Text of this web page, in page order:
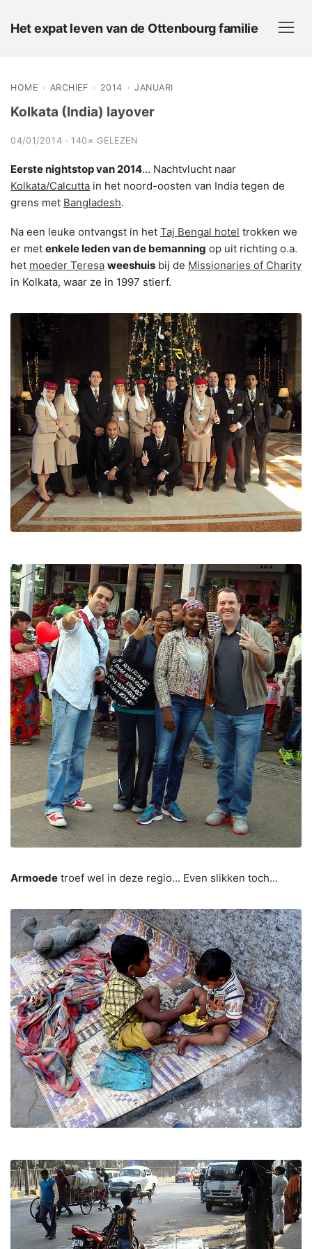
Het expat leven van de Ottenbourg familie
HOME › ARCHIEF › 2014 › JANUARI
Kolkata (India) layover
04/01/2014 · 140× GELEZEN
Eerste nightstop van 2014... Nachtvlucht naar
Kolkata/Calcutta in het noord-oosten van India tegen de
grens met Bangladesh.
Na een leuke ontvangst in het Taj Bengal hotel trokken we
er met enkele leden van de bemanning op uit richting o.a.
het moeder Teresa weeshuis bij de Missionaries of Charity
in Kolkata, waar ze in 1997 stierf.
Armoede troef wel in deze regio... Even slikken toch...